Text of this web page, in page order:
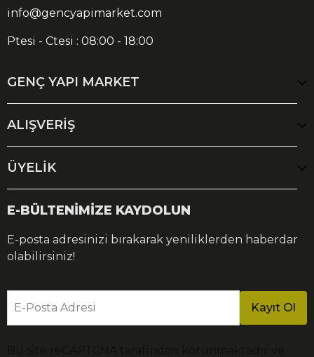
info@gencyapimarket.com
Ptesi - Ctesi : 08:00 - 18:00
GENÇ YAPI MARKET
ALIŞVERİŞ
ÜYELİK
E-BÜLTENİMİZE KAYDOLUN
E-posta adresinizi bırakarak yeniliklerden haberdar
olabilirsiniz!
E-Posta Adresi Kayıt Ol